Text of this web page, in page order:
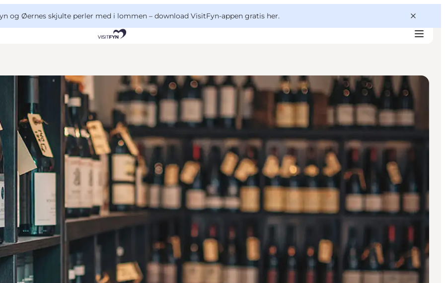
og Øernes skjulte perler med i lommen – download VisitFyn-appen gratis her.